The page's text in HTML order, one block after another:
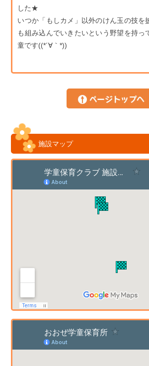
した★
いつか「もしカメ」以外のけん玉の技を
も組み込んでいきたいという野望を持っ
童です((*´∀｀*))
施設マップ